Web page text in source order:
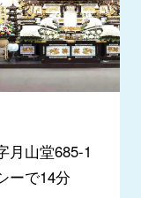
月山堂685-1
ーで14分